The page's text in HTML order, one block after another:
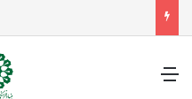
منو